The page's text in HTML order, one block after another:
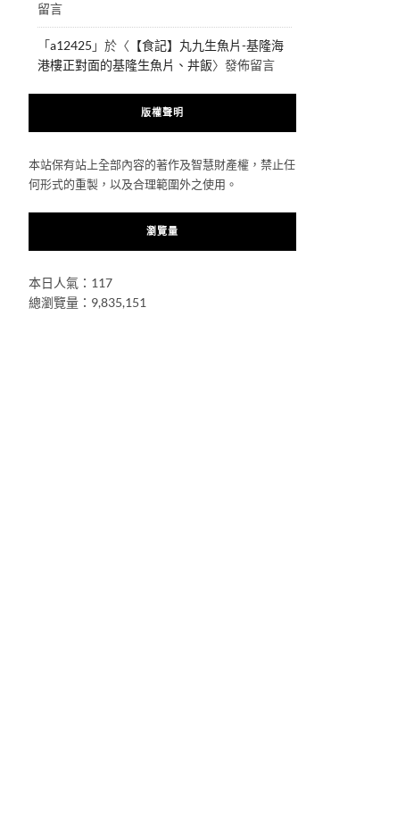
留言
「a12425 」於〈 【食記】丸九生魚片-基隆海
港樓正對面的基隆生魚片、丼飯〉發佈留言
版權聲明
本站保有站上全部內容的著作及智慧財產權，禁止任
何形式的重製，以及合理範圍外之使用。
瀏覽量
本日人氣：117
總瀏覽量：9,835,151